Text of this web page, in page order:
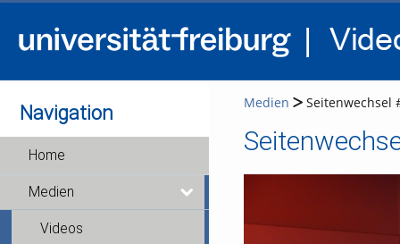
Navigation
Home
Medien
Videos
Medien Seitenwechsel